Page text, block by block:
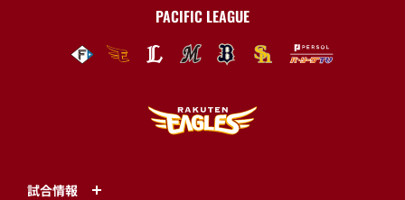
PACIFIC LEAGUE
試合情報